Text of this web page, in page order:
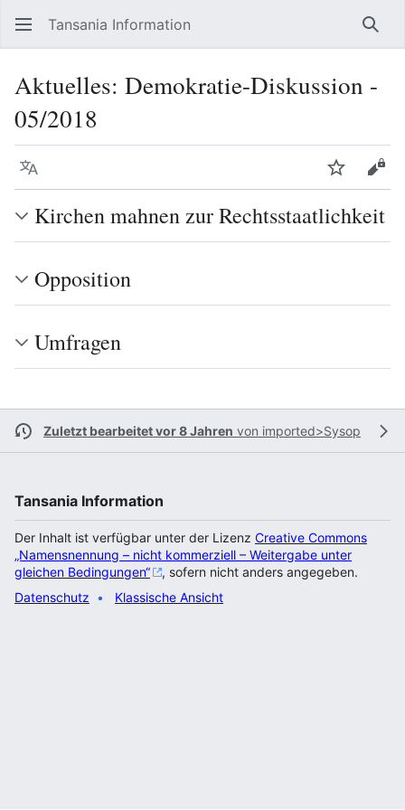
Tansania Information
Aktuelles: Demokratie-Diskussion -
05/2018
Sprache
Kirchen mahnen zur Rechtsstaatlichkeit
Opposition
Umfragen
Zuletzt bearbeitet vor 8 Jahren von imported>Sysop
Tansania Information
Der Inhalt ist verfügbar unter der Lizenz Creative Commons
„Namensnennung – nicht kommerziell – Weitergabe unter
gleichen Bedingungen“
, sofern nicht anders angegeben.
Datenschutz
Klassische Ansicht